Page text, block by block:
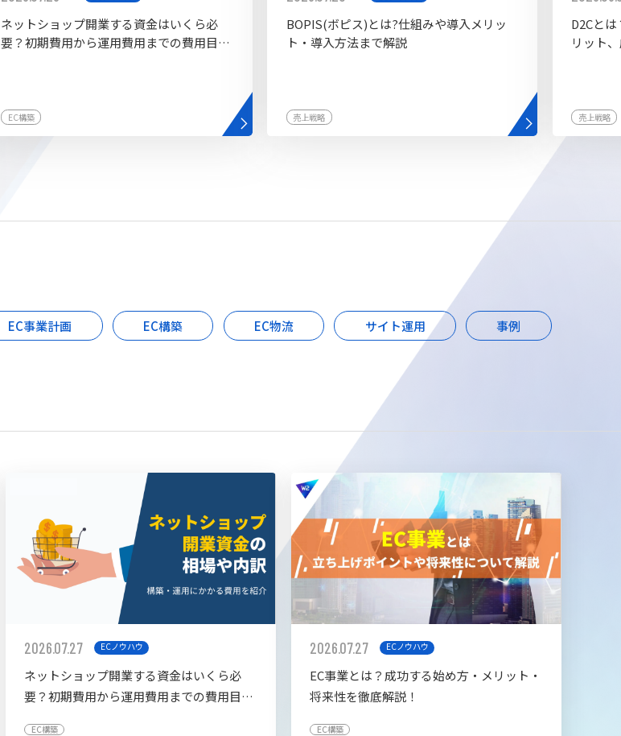
ネットショップ開業する資金はいくら必
要？初期費用から運用費用までの費用目安
EC構築
BOPIS(ボピス)とは?仕組みや導入メリッ
ト・導入方法まで解説
売上戦略
D2Cと
リット
売上戦略
EC事業計画 EC構築 EC物流 サイト運用 事例
2026.07.27 ECノウハウ
ネットショップ開業する資金はいくら必
要？初期費用から運用費用までの費用目安
EC構築
2026.07.27 ECノウハウ
EC事業とは？成功する始め方・メリット・
将来性を徹底解説！
EC構築